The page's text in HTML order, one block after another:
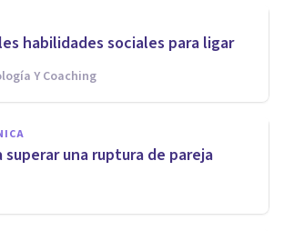
habilidades sociales para ligar
Y Coaching
superar una ruptura de pareja